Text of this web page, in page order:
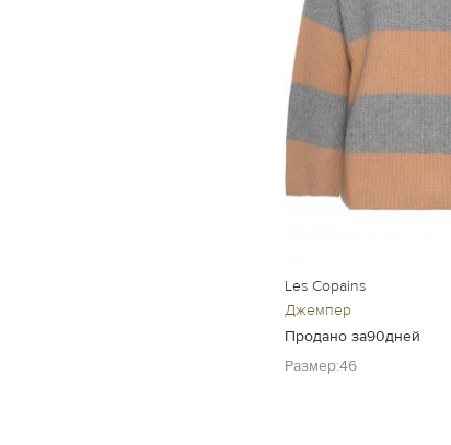
Les Copains
Джемпер
Продано за90дней
Размер:46